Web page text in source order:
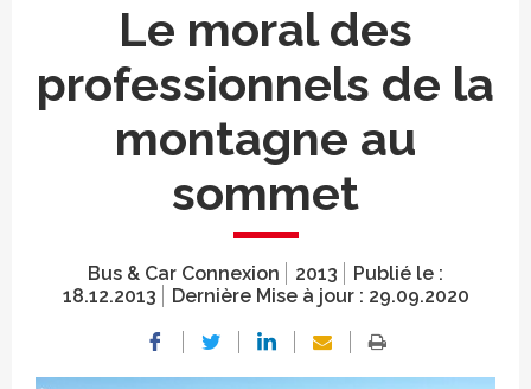
Le moral des
professionnels de la
montagne au
sommet
Bus & Car Connexion 2013
Publié le :
18.12.2013
Dernière Mise à jour : 29.09.2020